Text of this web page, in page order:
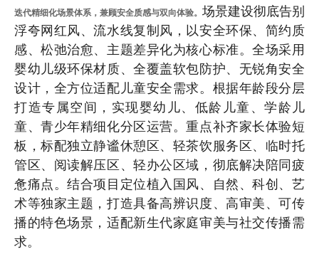
迭代精细化场景体系，兼顾安全质感与双向体验。 场景建设彻底告别
浮夸网红风、流水线复制风，以安全环保、简约质
感、松弛治愈、主题差异化为核心标准。全场采用
婴幼儿级环保材质、全覆盖软包防护、无锐角安全
设计，全方位适配儿童安全需求。根据年龄段分层
打造专属空间，实现婴幼儿、低龄儿童、学龄儿
童、青少年精细化分区运营。重点补齐家长体验短
板，标配独立静谧休憩区、轻茶饮服务区、临时托
管区、阅读解压区、轻办公区域，彻底解决陪同疲
惫痛点。结合项目定位植入国风、自然、科创、艺
术等独家主题，打造具备高辨识度、高审美、可传
播的特色场景，适配新生代家庭审美与社交传播需
求。